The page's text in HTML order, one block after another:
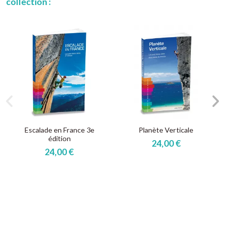
Escalade en France 3e
édition
24,00 €
Planète Verticale
24,00 €